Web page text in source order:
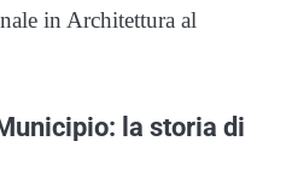
in Architettura al
la storia di